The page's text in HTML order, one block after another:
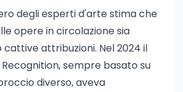
degli esperti d'arte stima che
opere in circolazione sia
cattive attribuzioni. Nel 2024 il
sempre basato su
diverso, aveva